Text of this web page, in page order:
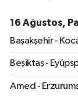
16 Ağustos,
Başakşehir -
Beşiktaş -
Amed -